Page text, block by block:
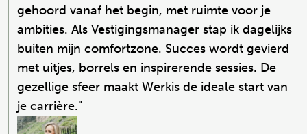
gehoord vanaf het begin, met ruimte voor je
ambities. Als Vestigingsmanager stap ik dagelijks
buiten mijn comfortzone. Succes wordt gevierd
met uitjes, borrels en inspirerende sessies. De
gezellige sfeer maakt Werkis de ideale start van
je carrière."